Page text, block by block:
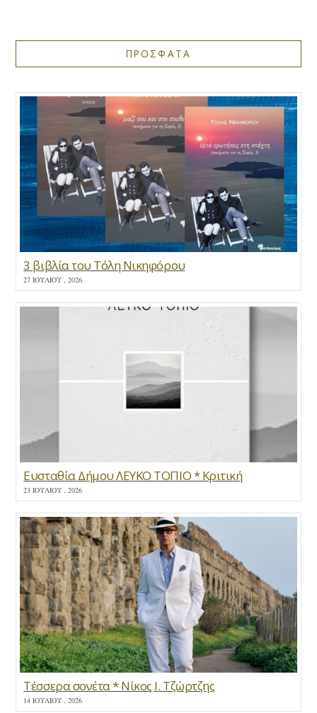
ΠΡΟΣΦΑΤΑ
3 βιβλία του Τόλη Νικηφόρου
27 ΙΟΥΛΊΟΥ , 2026
Ευσταθία Δήμου ΛΕΥΚΟ ΤΟΠΙΟ * Κριτική
23 ΙΟΥΛΊΟΥ , 2026
Τέσσερα σονέτα * Νίκος Ι. Τζώρτζης
14 ΙΟΥΛΊΟΥ , 2026